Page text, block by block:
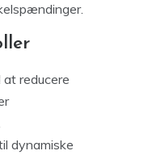
reducere
dynamiske